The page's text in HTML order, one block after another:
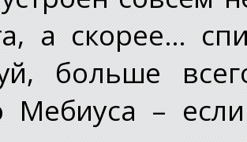
а скорее…
больше
Мебиуса –